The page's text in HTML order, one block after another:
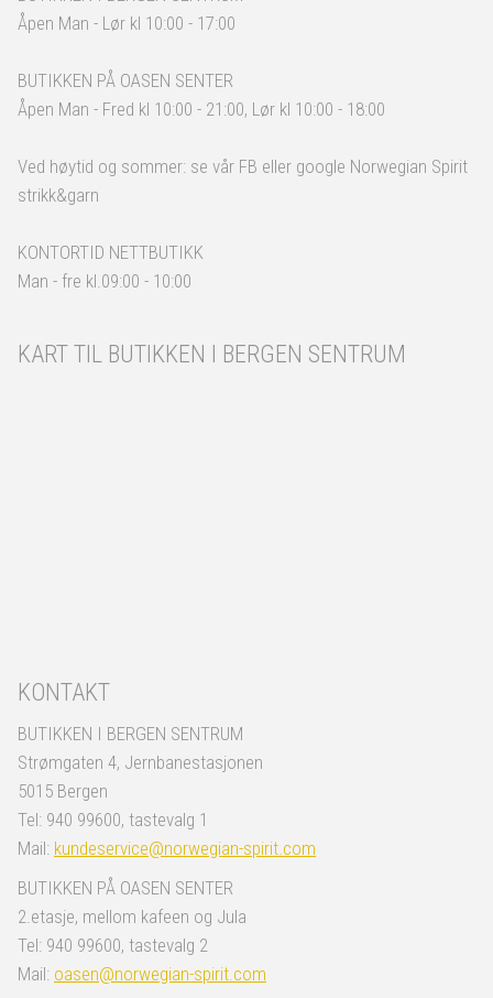
Åpen Man - Lør kl 10:00 - 17:00
BUTIKKEN PÅ OASEN SENTER
Åpen Man - Fred kl 10:00 - 21:00, Lør kl 10:00 - 18:00
Ved høytid og sommer: se vår FB eller google Norwegian Spirit
strikk&garn
KONTORTID NETTBUTIKK
Man - fre kl.09:00 - 10:00
KART TIL BUTIKKEN I BERGEN SENTRUM
KONTAKT
BUTIKKEN I BERGEN SENTRUM
Strømgaten 4, Jernbanestasjonen
5015 Bergen
Tel: 940 99600, tastevalg 1
Mail: kundeservice@norwegian-spirit.com
BUTIKKEN PÅ OASEN SENTER
2.etasje, mellom kafeen og Jula
Tel: 940 99600, tastevalg 2
Mail: oasen@norwegian-spirit.com